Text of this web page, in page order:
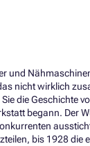
und
nicht wirklich
Sie die Geschichte
begann. Der
bis 1928 die